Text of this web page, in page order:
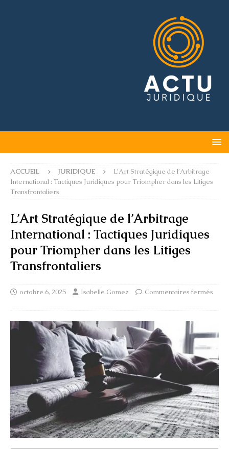
ACCUEIL JURIDIQUE
L’Art Stratégique de l’Arbitrage
International : Tactiques Juridiques pour Triompher dans les Litiges
Transfrontaliers
L’Art Stratégique de l’Arbitrage
International : Tactiques Juridiques
pour Triompher dans les Litiges
Transfrontaliers
octobre 6, 2025 Isabelle Gomez Commentaires fermés